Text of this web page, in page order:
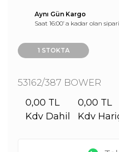
Aynı Gün Kargo
Saat 16:00’ a kadar olan
1 STOKTA
53162/387 BOWER
0,00 TL
Kdv Dahil
0,00 TL
Kdv